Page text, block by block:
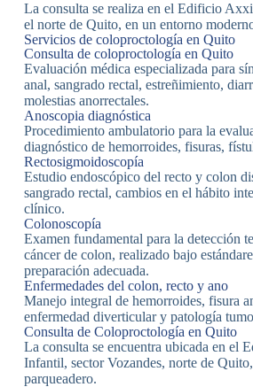
La consulta se realiza en el Edificio
el norte de Quito, en un entorno
Servicios de coloproctología en Quito
Consulta de coloproctología en Quito
Evaluación médica especializada para
anal, sangrado rectal, estreñimiento,
molestias anorrectales.
Anoscopia diagnóstica
Procedimiento ambulatorio para la
diagnóstico de hemorroides, fisuras,
Rectosigmoidoscopía
Estudio endoscópico del recto y colon
sangrado rectal, cambios en el hábito
clínico.
Colonoscopía
Examen fundamental para la detección
cáncer de colon, realizado bajo
preparación adecuada.
Enfermedades del colon, recto y ano
Manejo integral de hemorroides, fisura
enfermedad diverticular y patología
Consulta de Coloproctología en Quito
La consulta se encuentra ubicada en el
Infantil, sector Vozandes, norte de
parqueadero.